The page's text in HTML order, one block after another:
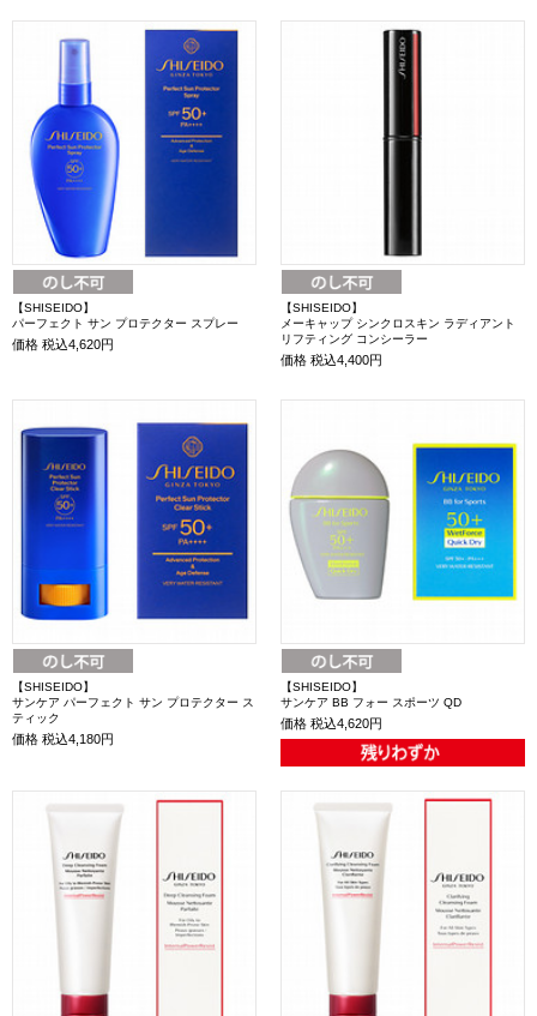
【SHISEIDO】
パーフェクト サン プロテクター スプレー
価格 税込4,620円
【SHISEIDO】
メーキャップ シンクロスキン ラディアント
リフティング コンシーラー
価格 税込4,400円
【SHISEIDO】
サンケア パーフェクト サン プロテクター ス
ティック
価格 税込4,180円
【SHISEIDO】
サンケア BB フォー スポーツ QD
価格 税込4,620円